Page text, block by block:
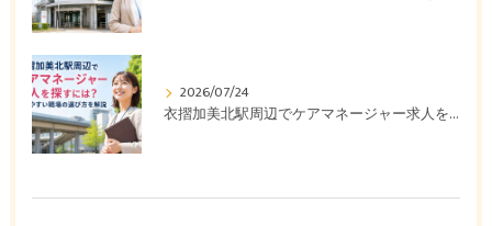
2026/07/24
衣摺加美北駅周辺でケアマネージャー求人を探すには？働きやすい職場の選び方を解説